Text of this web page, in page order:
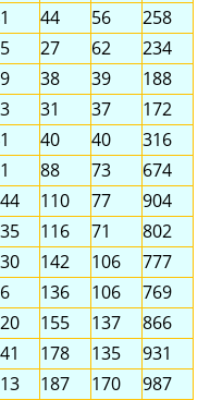
44 56
258
27 62
234
38 39
188
31 37
172
40 40
316
88 73
674
110 77
904
116 71
802
142 106
777
136 106
769
155 137
866
178 135
931
187 170
987